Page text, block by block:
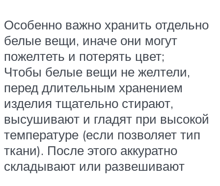
Особенно важно хранить отдельно
белые вещи, иначе они могут
пожелтеть и потерять цвет;
Чтобы белые вещи не желтели,
перед длительным хранением
изделия тщательно стирают,
высушивают и гладят при высокой
температуре (если позволяет тип
ткани). После этого аккуратно
складывают или развешивают